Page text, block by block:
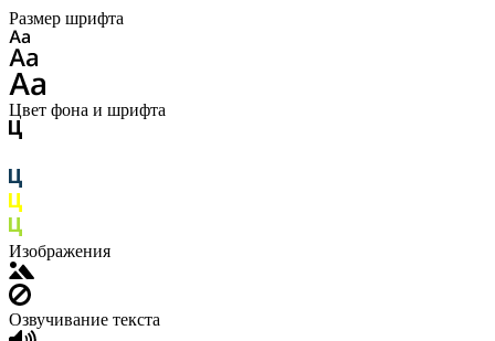
Размер шрифта
Цвет фона и шрифта
Изображения
Озвучивание текста